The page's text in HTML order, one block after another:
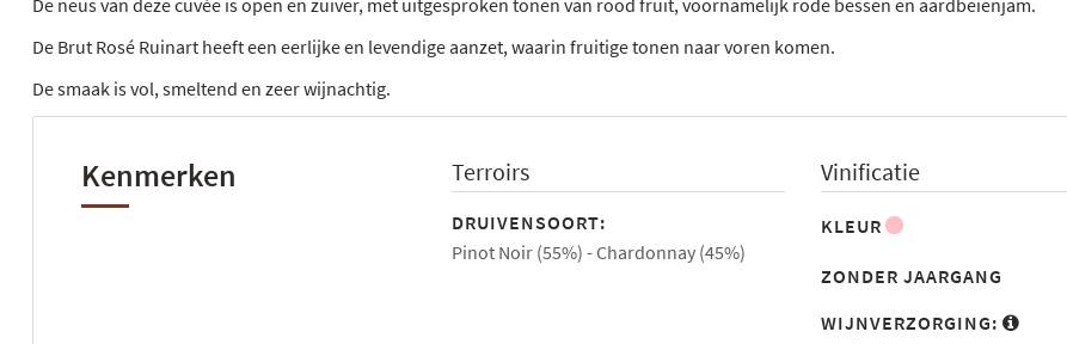
De neus van deze cuvée is open en zuiver, met uitgesproken tonen van rood fruit, voornamelijk rode bessen en aardbeienjam.
De Brut Rosé Ruinart heeft een eerlijke en levendige aanzet, waarin fruitige tonen naar voren komen.
De smaak is vol, smeltend en zeer wijnachtig.
Kenmerken Terroirs
DRUIVENSOORT:
Pinot Noir (55%)
Chardonnay (45%)
Vinificatie
KLEUR
ZONDER JAARGANG
WIJNVERZORGING: